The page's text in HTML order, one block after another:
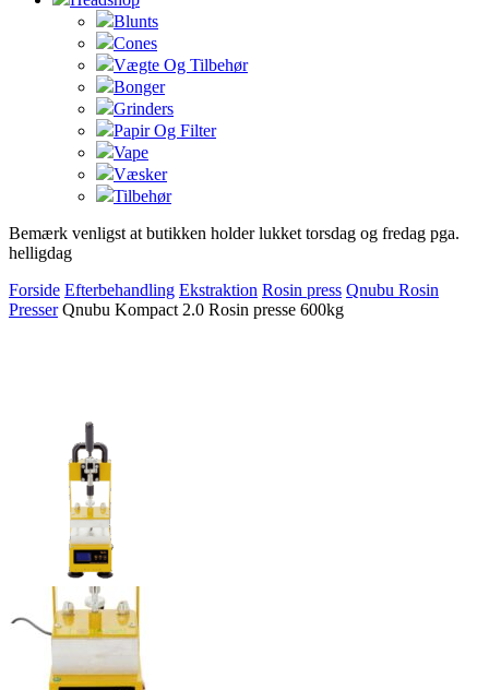
Blunts
Cones
Vægte Og Tilbehør
Bonger
Grinders
Papir Og Filter
Vape
Væsker
Tilbehør
Bemærk venligst at butikken holder lukket torsdag og fredag pga.
helligdag
Forside Efterbehandling Ekstraktion Rosin press Qnubu Rosin
Presser Qnubu Kompact 2.0 Rosin presse 600kg